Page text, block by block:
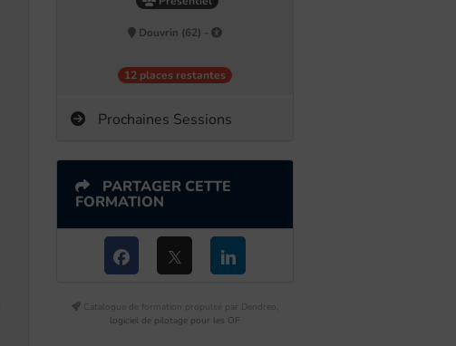
Douvrin (62) -
12 places restantes
Prochaines Sessions
PARTAGER CETTE
FORMATION
Catalogue de formation propulsé par Dendreo,
logiciel de pilotage pour les OF